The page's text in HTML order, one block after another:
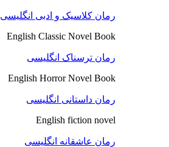
رمان کلاسیک و ادبی انگلیسی
English Classic Novel Book
رمان ترسناک انگلیسی
English Horror Novel Book
رمان داستانی انگلیسی
English fiction novel
رمان عاشقانه انگلیسی